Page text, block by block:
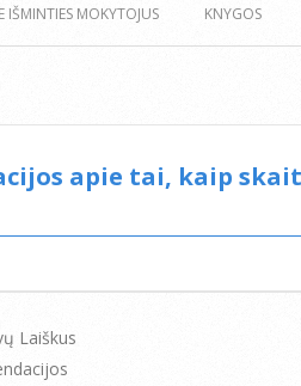
IŠMINTIES MOKYTOJUS KNYGOS
apie tai, kaip
Laiškus